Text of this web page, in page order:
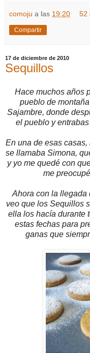
comoju a las 19:20 52
Compartir
17 de diciembre de 2010
Sequillos
Hace muchos años
pueblo de
Sajambre, donde
el pueblo y
En una de esas
se llamaba Simona,
y yo me quedé con
me
Ahora con la llegada
veo que los Sequillos
ella los hacía durante
estas fechas para
ganas que